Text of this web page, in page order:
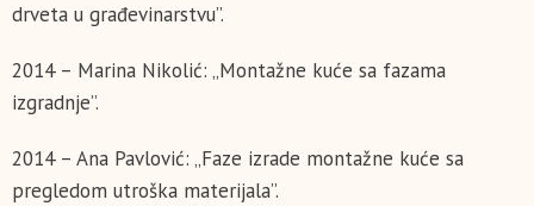
drveta u građevinarstvu”.
2014 – Marina Nikolić: „Montažne kuće sa fazama
izgradnje”.
2014 – Ana Pavlović: „Faze izrade montažne kuće sa
pregledom utroška materijala”.